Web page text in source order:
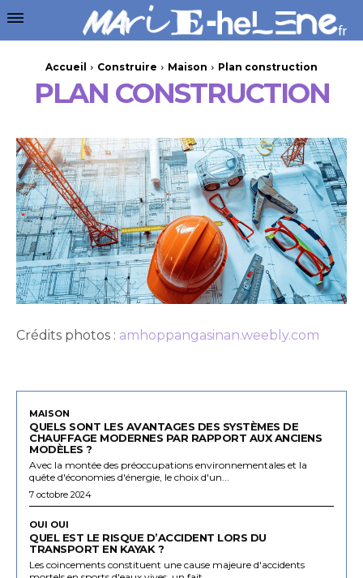
Accueil Construire Maison Plan construction
PLAN CONSTRUCTION
Crédits photos : amhoppangasinan.weebly.com
MAISON
QUELS SONT LES AVANTAGES DES SYSTÈMES DE
CHAUFFAGE MODERNES PAR RAPPORT AUX ANCIENS
MODÈLES ?
Avec la montée des préoccupations environnementales et la
quête d'économies d'énergie, le choix d'un...
7 octobre 2024
OUI OUI
QUEL EST LE RISQUE D’ACCIDENT LORS DU
TRANSPORT EN KAYAK ?
Les coincements constituent une cause majeure d'accidents